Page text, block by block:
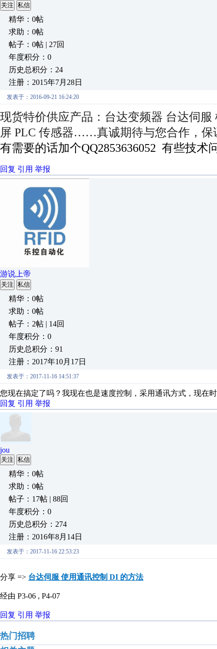
关注 私信
精华：0帖
求助：0帖
帖子：0帖 | 27回
年度积分：0
历史总积分：24
注册：2015年7月28日
发表于：2016-09-21 16:24:20
现货特价供应产品：台达变频器 台达伺
屏 PLC 传感器……真诚期待与您合作，保
有需要的话加个QQ2853636052 有些技术
回复 引用 举报
游说上帝
关注 私信
精华：0帖
求助：0帖
帖子：2帖 | 14回
年度积分：0
历史总积分：91
注册：2017年10月17日
发表于：2017-11-16 14:51:37
您现在搞定了吗？我现在也是速度控制，采用通讯方式，现在
回复 引用 举报
jou
关注 私信
精华：0帖
求助：0帖
帖子：17帖 | 88回
年度积分：0
历史总积分：274
注册：2016年8月14日
发表于：2017-11-16 22:53:23
分享 => 台达伺服 使用通讯控制 DI 的方法
经由 P3-06 , P4-07
回复 引用 举报
热门招聘